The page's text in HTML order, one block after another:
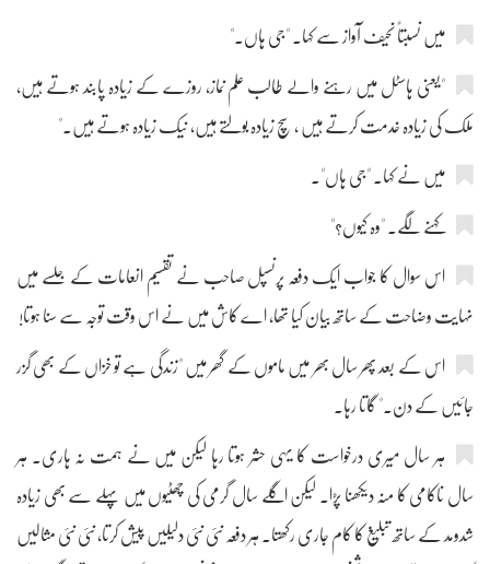
میں نسبتاً نحیف آواز سے کہا۔ "جی ہاں۔"
"یعنی ہاسٹل میں رہنے والے طالب علم نماز، روزے کے زیادہ پابند ہوتے ہیں،
ملک کی زیادہ خدمت کرتے ہیں ، سچ زیادہ بولتے ہیں، نیک زیادہ ہوتے ہیں۔"
میں نے کہا۔ "جی ہاں"۔
کہنے لگے۔ "وہ کیوں؟"
اس سوال کا جواب ایک دفعہ پرنسپل صاحب نے تقسیم انعامات کے جلسے میں
نہایت وضاحت کے ساتھ بیان کیا تھا، اے کاش میں نے اس وقت توجہ سے سنا ہوتا!
اس کے بعد پھر سال بھر میں ماموں کے گھر میں "زندگی ہے تو خزاں کے بھی گزر
جائیں کے دن۔" گاتا رہا۔
ہر سال میری درخواست کا یہی حشر ہوتا رہا لیکن میں نے ہمت نہ ہاری۔ ہر
سال ناکامی کا منہ دیکھنا پڑا۔ لیکن اگلے سال گرمی کی چھٹیوں میں پہلے سے بھی زیادہ
شدومد کے ساتھ تبلیغ کا کام جاری رکھتا۔ ہر دفعہ نئی نئی دلیلیں پیش کرتا، نئی نئی مثالیں